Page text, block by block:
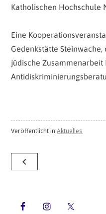
Katholischen Hochschule
Eine
Gedenkstätte
jüdische
Veröffentlicht inAktuelles
Beitragsnavigation
navigate_before